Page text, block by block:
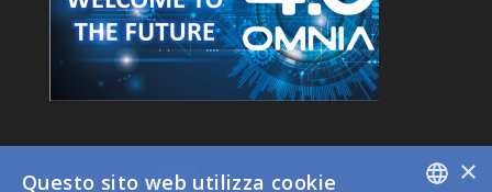
×
Questo sito web utilizza cookie